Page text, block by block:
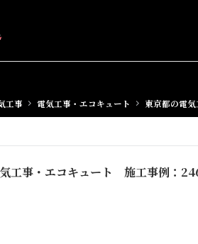
工事 電気工事・エコキュート 東京都の電
工事・エコキュート 施工事例：